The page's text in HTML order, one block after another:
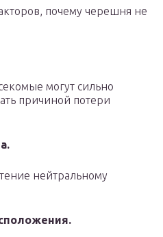
почему черешня не
могут сильно
причиной потери
нейтральному